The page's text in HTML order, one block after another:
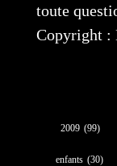
toute
Copyright :
2009 (99)
enfants (30)